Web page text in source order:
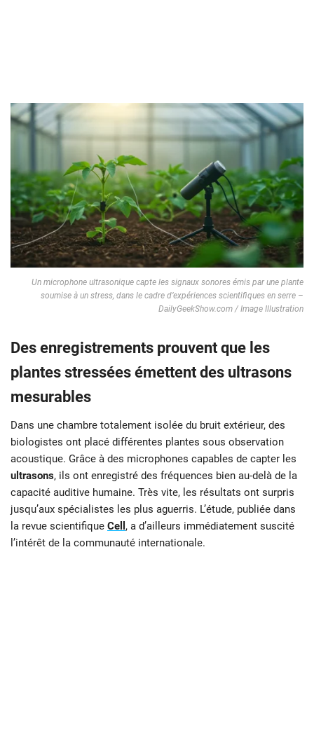
Un microphone ultrasonique capte les signaux sonores émis par une plante
soumise à un stress, dans le cadre d’expériences scientifiques en serre –
DailyGeekShow.com / Image Illustration
Des enregistrements prouvent que les
plantes stressées émettent des ultrasons
mesurables
Dans une chambre totalement isolée du bruit extérieur, des
biologistes ont placé différentes plantes sous observation
acoustique. Grâce à des microphones capables de capter les
ultrasons, ils ont enregistré des fréquences bien au-delà de la
capacité auditive humaine. Très vite, les résultats ont surpris
jusqu’aux spécialistes les plus aguerris. L’étude, publiée dans
la revue scientifique Cell , a d’ailleurs immédiatement suscité
l’intérêt de la communauté internationale.